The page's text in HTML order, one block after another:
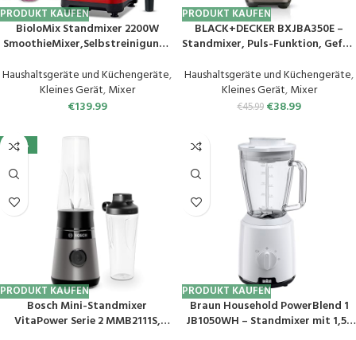
PRODUKT KAUFEN
BioloMix Standmixer 2200W
SmoothieMixer,Selbstreinigungs
2L Behälter ohne BPA
Haushaltsgeräte und Küchengeräte,
Kleines Gerät,Mixer
€139.99
PRODUKT KAUFEN
BLACK+DECKER BXJBA350E –
Standmixer, Puls-Funktion, Gefäß
schneidige Edelstahlklingen,
auseinandernehmbar und einfach
zu reinigen grau
Haushaltsgeräte und Küchengeräte,
Kleines Gerät,Mixer
€45.99 €38.99
-47%
PRODUKT KAUFEN
Bosch Mini-Standmixer
VitaPower Serie 2 MMB2111S,
PRODUKT KAUFEN
Braun Household PowerBlend 1
JB1050WH – Standmixer mit 1,5 l